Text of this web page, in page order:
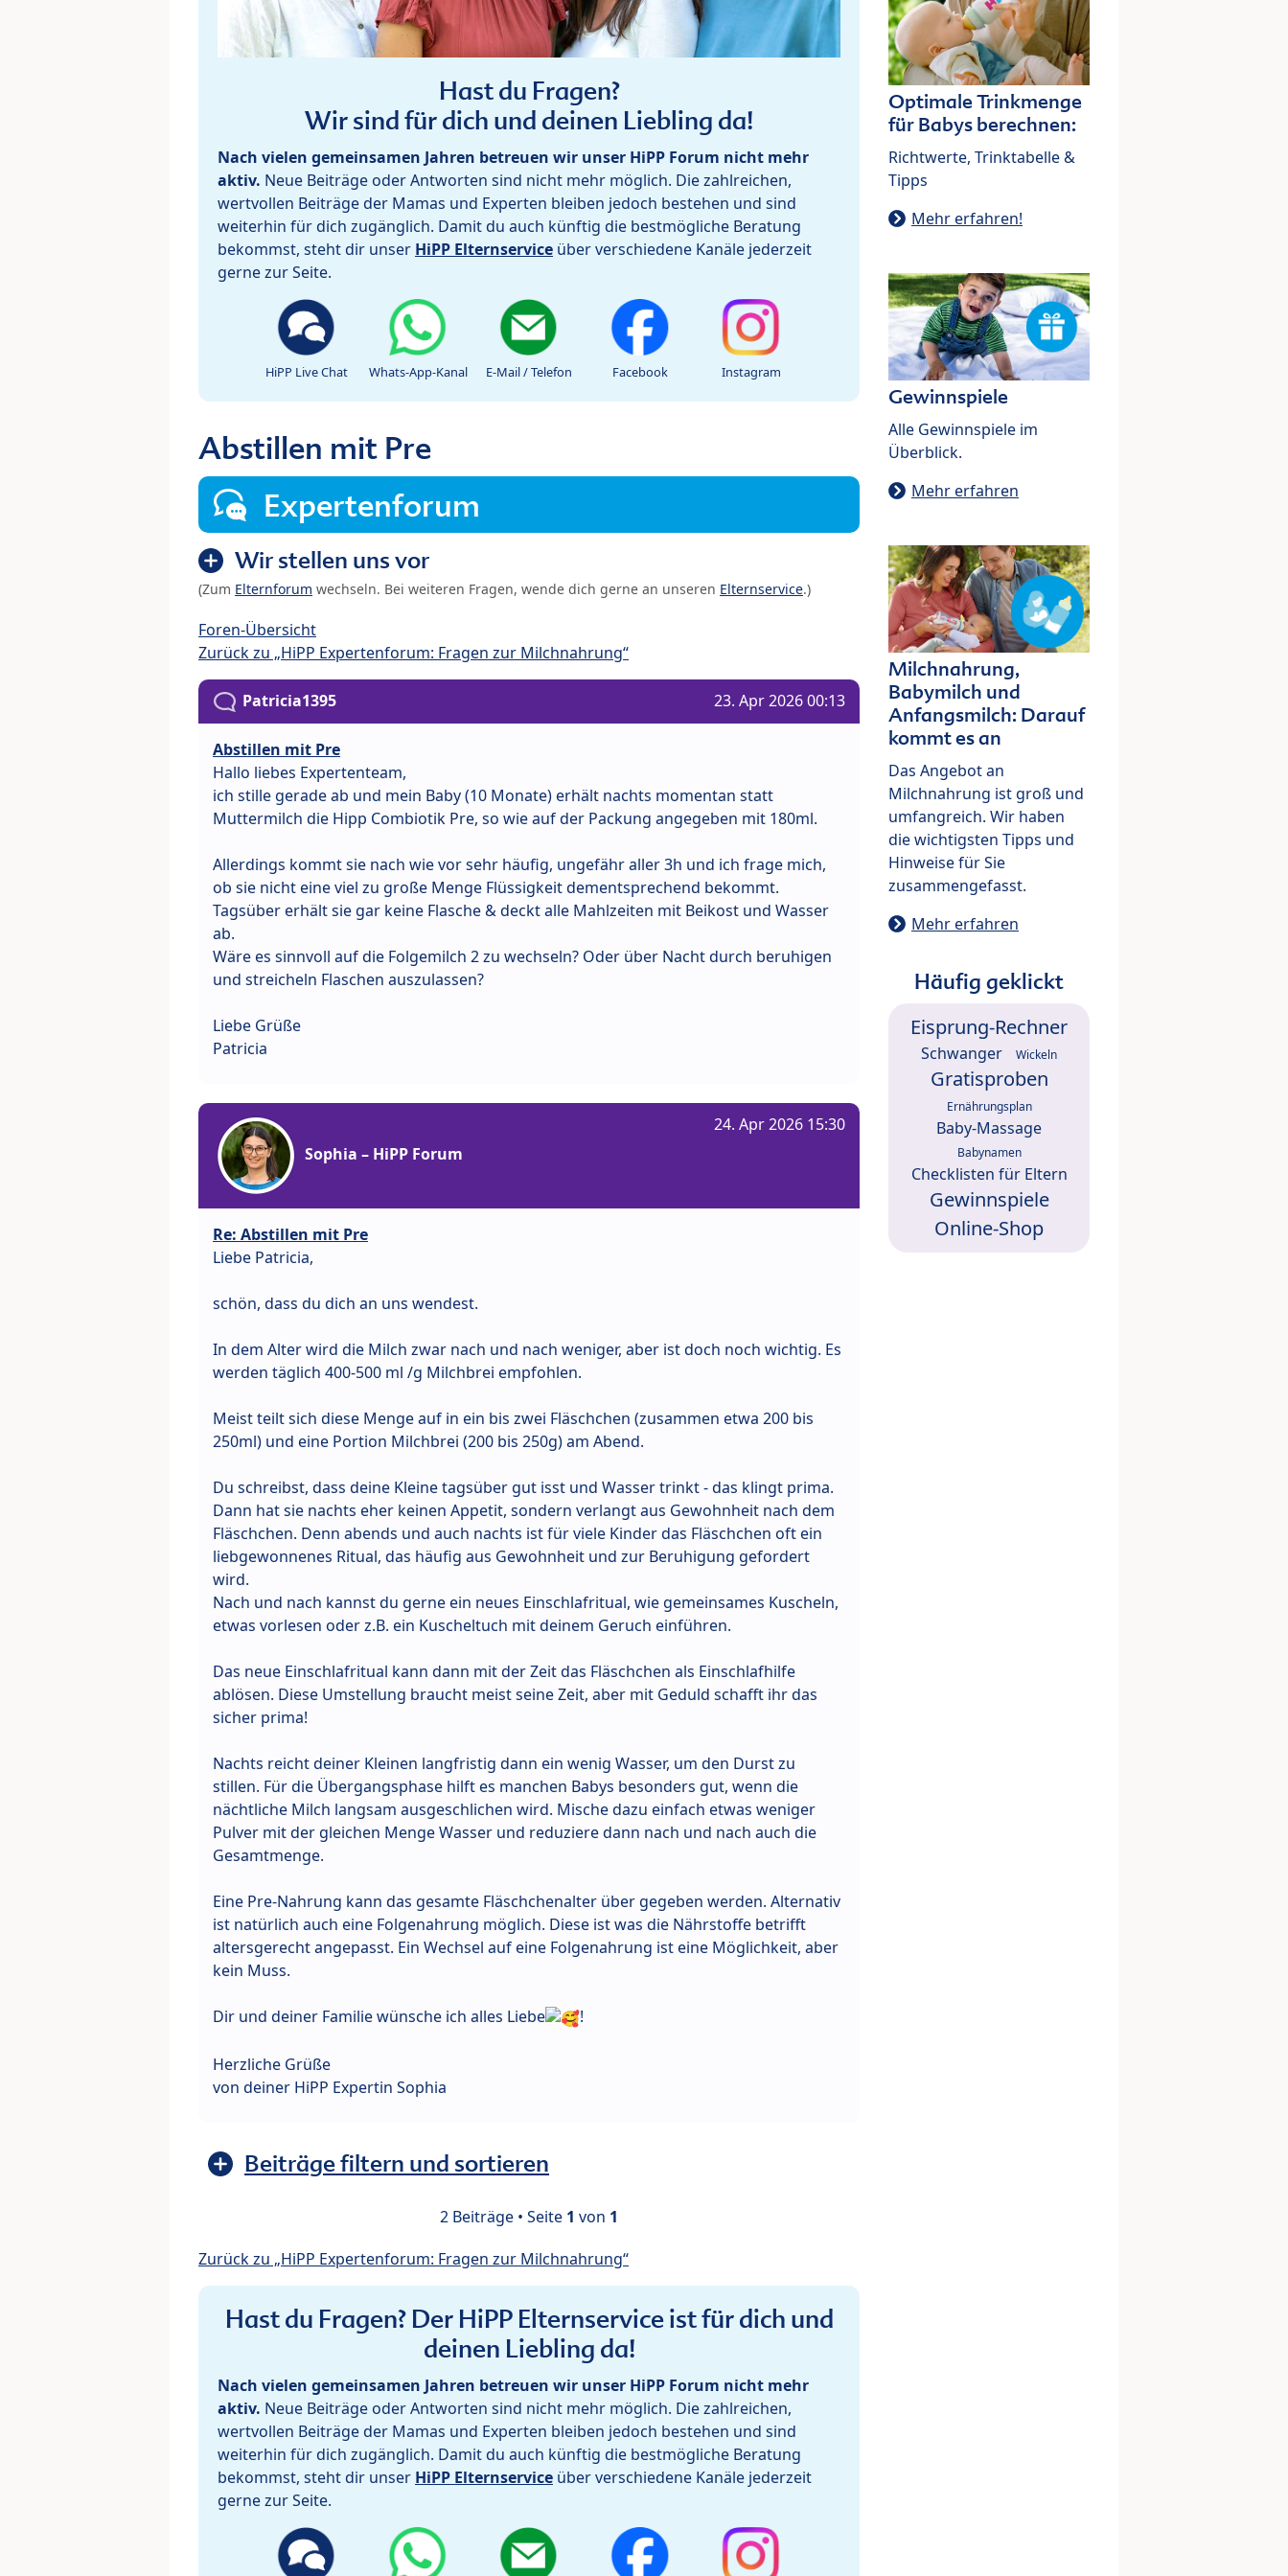
Hast du Fragen?
Wir sind für dich und deinen Liebling da!
Nach vielen gemeinsamen Jahren betreuen wir unser HiPP Forum nicht mehr
aktiv. Neue Beiträge oder Antworten sind nicht mehr möglich. Die zahlreichen,
wertvollen Beiträge der Mamas und Experten bleiben jedoch bestehen und sind
weiterhin für dich zugänglich. Damit du auch künftig die bestmögliche Beratung
bekommst, steht dir unser HiPP Elternservice über verschiedene Kanäle jederzeit
gerne zur Seite.
HiPP Live Chat Whats-App-Kanal E-Mail / Telefon Facebook Instagram
Abstillen mit Pre
Expertenforum
Wir stellen uns vor
(Zum Elternforum wechseln. Bei weiteren Fragen, wende dich gerne an unseren Elternservice.)
Foren-Übersicht
Zurück zu „HiPP Expertenforum: Fragen zur Milchnahrung“
Patricia1395 23. Apr 2026 00:13
Abstillen mit Pre
Hallo liebes Expertenteam,
ich stille gerade ab und mein Baby (10 Monate) erhält nachts momentan statt
Muttermilch die Hipp Combiotik Pre, so wie auf der Packung angegeben mit 180ml.
Allerdings kommt sie nach wie vor sehr häufig, ungefähr aller 3h und ich frage mich,
ob sie nicht eine viel zu große Menge Flüssigkeit dementsprechend bekommt.
Tagsüber erhält sie gar keine Flasche & deckt alle Mahlzeiten mit Beikost und Wasser
ab.
Wäre es sinnvoll auf die Folgemilch 2 zu wechseln? Oder über Nacht durch beruhigen
und streicheln Flaschen auszulassen?
Liebe Grüße
Patricia
Sophia – HiPP Forum
24. Apr 2026 15:30
Re: Abstillen mit Pre
Liebe Patricia,
schön, dass du dich an uns wendest.
In dem Alter wird die Milch zwar nach und nach weniger, aber ist doch noch wichtig. Es
werden täglich 400-500 ml /g Milchbrei empfohlen.
Meist teilt sich diese Menge auf in ein bis zwei Fläschchen (zusammen etwa 200 bis
250ml) und eine Portion Milchbrei (200 bis 250g) am Abend.
Du schreibst, dass deine Kleine tagsüber gut isst und Wasser trinkt - das klingt prima.
Dann hat sie nachts eher keinen Appetit, sondern verlangt aus Gewohnheit nach dem
Fläschchen. Denn abends und auch nachts ist für viele Kinder das Fläschchen oft ein
liebgewonnenes Ritual, das häufig aus Gewohnheit und zur Beruhigung gefordert
wird.
Nach und nach kannst du gerne ein neues Einschlafritual, wie gemeinsames Kuscheln,
etwas vorlesen oder z.B. ein Kuscheltuch mit deinem Geruch einführen.
Das neue Einschlafritual kann dann mit der Zeit das Fläschchen als Einschlafhilfe
ablösen. Diese Umstellung braucht meist seine Zeit, aber mit Geduld schafft ihr das
sicher prima!
Nachts reicht deiner Kleinen langfristig dann ein wenig Wasser, um den Durst zu
stillen. Für die Übergangsphase hilft es manchen Babys besonders gut, wenn die
nächtliche Milch langsam ausgeschlichen wird. Mische dazu einfach etwas weniger
Pulver mit der gleichen Menge Wasser und reduziere dann nach und nach auch die
Gesamtmenge.
Eine Pre-Nahrung kann das gesamte Fläschchenalter über gegeben werden. Alternativ
ist natürlich auch eine Folgenahrung möglich. Diese ist was die Nährstoffe betrifft
altersgerecht angepasst. Ein Wechsel auf eine Folgenahrung ist eine Möglichkeit, aber
kein Muss.
Dir und deiner Familie wünsche ich alles Liebe !
Herzliche Grüße
von deiner HiPP Expertin Sophia
Beiträge filtern und sortieren
2 Beiträge • Seite 1 von 1
Zurück zu „HiPP Expertenforum: Fragen zur Milchnahrung“
Hast du Fragen? Der HiPP Elternservice ist für dich und
deinen Liebling da!
Nach vielen gemeinsamen Jahren betreuen wir unser HiPP Forum nicht mehr
aktiv. Neue Beiträge oder Antworten sind nicht mehr möglich. Die zahlreichen,
wertvollen Beiträge der Mamas und Experten bleiben jedoch bestehen und sind
weiterhin für dich zugänglich. Damit du auch künftig die bestmögliche Beratung
bekommst, steht dir unser HiPP Elternservice über verschiedene Kanäle jederzeit
gerne zur Seite.
Optimale Trinkmenge
für Babys berechnen:
Richtwerte, Trinktabelle &
Tipps
Mehr erfahren!
Gewinnspiele
Alle Gewinnspiele im
Überblick.
Mehr erfahren
Milchnahrung,
Babymilch und
Anfangsmilch: Darauf
kommt es an
Das Angebot an
Milchnahrung ist groß und
umfangreich. Wir haben
die wichtigsten Tipps und
Hinweise für Sie
zusammengefasst.
Mehr erfahren
Häufig geklickt
Eisprung-Rechner
Schwanger Wickeln
Gratisproben
Ernährungsplan
Baby-Massage
Babynamen
Checklisten für Eltern
Gewinnspiele
Online-Shop